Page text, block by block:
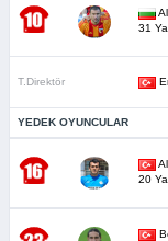
31
T.Direktör
YEDEK OYUNCULAR
20